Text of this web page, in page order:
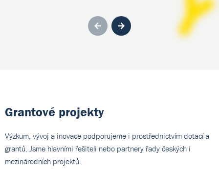
Previous
Grantové projekty
Výzkum, vývoj a inovace podporujeme i prostřednictvím dotací a
grantů. Jsme hlavními řešiteli nebo partnery řady českých i
mezinárodních projektů.